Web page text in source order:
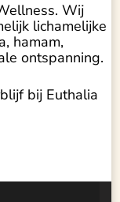
Wij
lichamelijke
hamam,
ontspanning.
bij Euthalia